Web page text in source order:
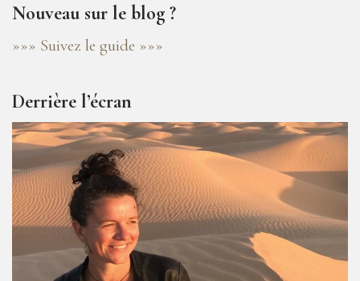
Nouveau sur le blog ?
»»» Suivez le guide »»»
Derrière l’écran